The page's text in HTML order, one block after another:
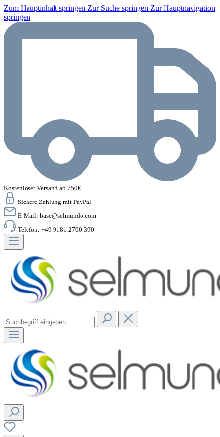
Zum Hauptinhalt springen Zur Suche springen Zur Hauptnavigation
springen
Kostenloser Versand ab 750€
Sichere Zahlung mit PayPal
E-Mail: base@selmundo.com
Telefon: +49 9181 2700-390